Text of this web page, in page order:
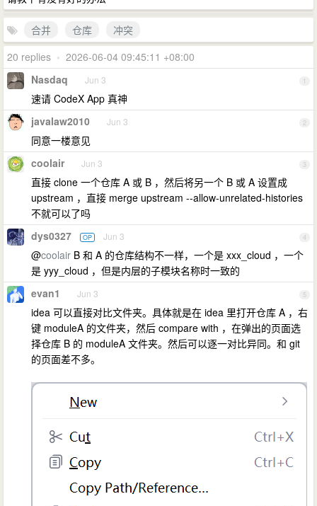
合并 仓库
冲突
20 replies • 2026-06-04 09:45:11 +08:00
1
Nasdaq Jun 3
速请 CodeX App 真神
2
javalaw2010 Jun 3
同意一楼意见
3
coolair Jun 3
直接 clone 一个仓库 A 或 B ，然后将另一个 B 或 A 设置成
upstream ，直接 merge upstream --allow-unrelated-histories
不就可以了吗
4
dys0327 OP Jun 3
@coolair B 和 A 的仓库结构不一样，一个是 xxx_cloud ，一个
是 yyy_cloud ，但是内层的子模块名称时一致的
5
evan1 Jun 3
idea 可以直接对比文件夹。具体就是在 idea 里打开仓库 A ，右
键 moduleA 的文件夹，然后 compare with ，在弹出的页面选
择仓库 B 的 moduleA 文件夹。然后可以逐一对比异同。和 git
的页面差不多。